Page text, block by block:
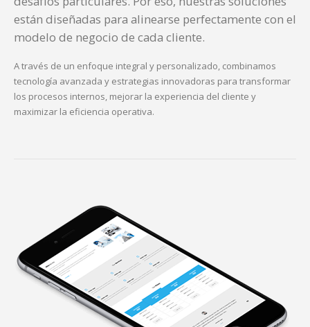
están diseñadas para alinearse perfectamente con el
modelo de negocio de cada cliente.
A través de un enfoque integral y personalizado, combinamos
tecnología avanzada y estrategias innovadoras para transformar
los procesos internos, mejorar la experiencia del cliente y
maximizar la eficiencia operativa.